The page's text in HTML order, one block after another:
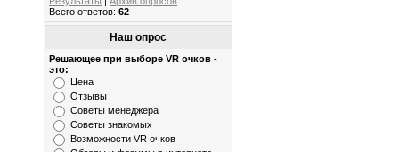
Всего ответов: 62
Наш опрос
Решающее при выборе VR очков -
это:
Цена
Отзывы
Советы менеджера
Советы знакомых
Возможности VR очков